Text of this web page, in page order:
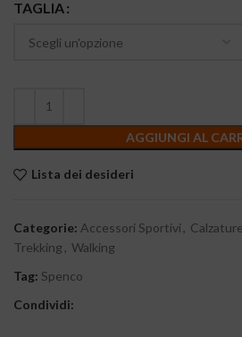
TAGLIA
AGGIUNGI AL
Lista dei desideri
Categorie: Accessori Sportivi , Calzature
Trekking , Walking
Tag: Spenco
Condividi: